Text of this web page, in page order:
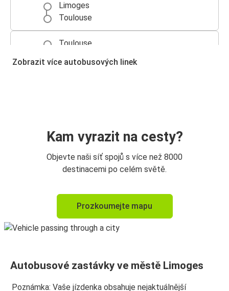
Limoges
Toulouse
Toulouse
Limoges
Praha
Zobrazit více autobusových linek
Kam vyrazit na cesty?
Objevte naši síť spojů s více než 8000
destinacemi po celém světě.
Prozkoumejte mapu
Autobusové zastávky ve městě Limoges
Poznámka: Vaše jízdenka obsahuje nejaktuálnější